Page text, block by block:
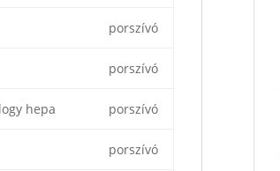
porszívó
porszívó
hepa porszívó
porszívó